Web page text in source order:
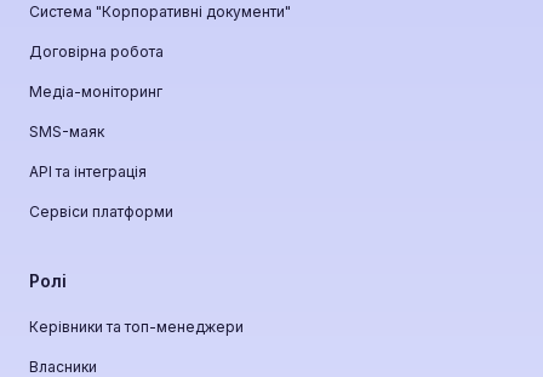
Система "Корпоративні документи"
Договірна робота
Медіа-моніторинг
SMS-маяк
API та інтеграція
Сервіси платформи
Ролі
Керівники та топ-менеджери
Власники